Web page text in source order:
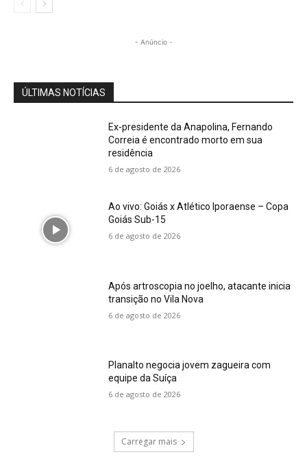
- Anúncio -
ÚLTIMAS NOTÍCIAS
Ex-presidente da Anapolina, Fernando
Correia é encontrado morto em sua
residência
6 de agosto de 2026
Ao vivo: Goiás x Atlético Iporaense – Copa
Goiás Sub-15
6 de agosto de 2026
Após artroscopia no joelho, atacante inicia
transição no Vila Nova
6 de agosto de 2026
Planalto negocia jovem zagueira com
equipe da Suíça
6 de agosto de 2026
Carregar mais